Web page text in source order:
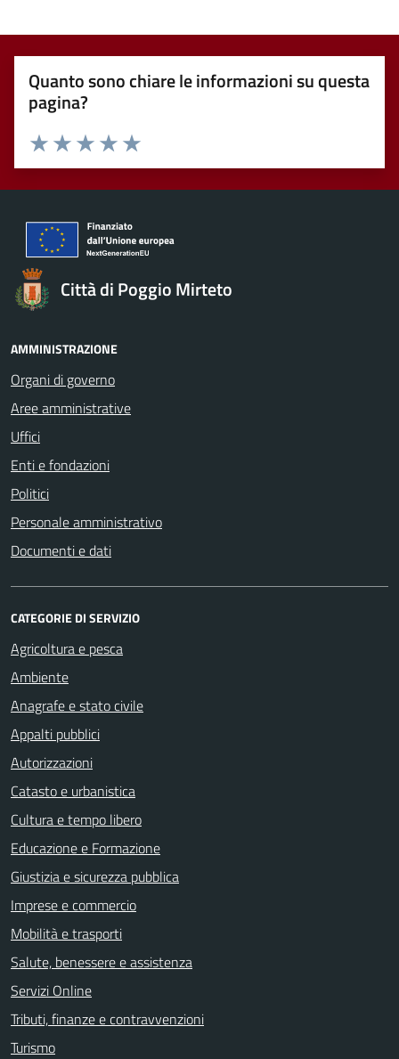
Quanto sono chiare le informazioni su questa
pagina?
Valuta 5 stelle su 5
Valuta 4 stelle su 5
Valuta 3 stelle su 5
Valuta 2 stelle su 5
Valuta 1 stelle su 5
Città di Poggio Mirteto
AMMINISTRAZIONE
Organi di governo
Aree amministrative
Uffici
Enti e fondazioni
Politici
Personale amministrativo
Documenti e dati
CATEGORIE DI SERVIZIO
Agricoltura e pesca
Ambiente
Anagrafe e stato civile
Appalti pubblici
Autorizzazioni
Catasto e urbanistica
Cultura e tempo libero
Educazione e Formazione
Giustizia e sicurezza pubblica
Imprese e commercio
Mobilità e trasporti
Salute, benessere e assistenza
Servizi Online
Tributi, finanze e contravvenzioni
Turismo